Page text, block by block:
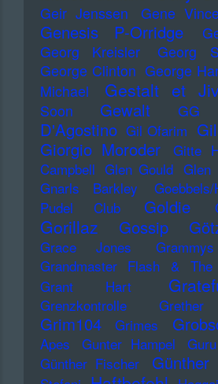
Geir Jenssen Gene
Genesis P-Orridge
Georg Kreisler
Georg
George Clinton George
Michael
Gestalt et
Soon
Gewalt GG
D'Agostino Gil Ofarim
Giorgio Moroder
Gitte
Campbell Glen Gould Glen
Gnarls Barkley
Pudel Club
Goldie
Gorillaz Gossip
Grace Jones Grammys
Grandmaster Flash &
Grant Hart
Grenzkontrolle
Grim104 Grimes
Apes
Gunter Hampel Guru
Günther Fischer
Günther